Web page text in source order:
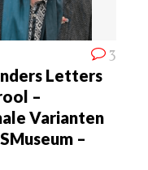
3
Letters
–
Varianten
–